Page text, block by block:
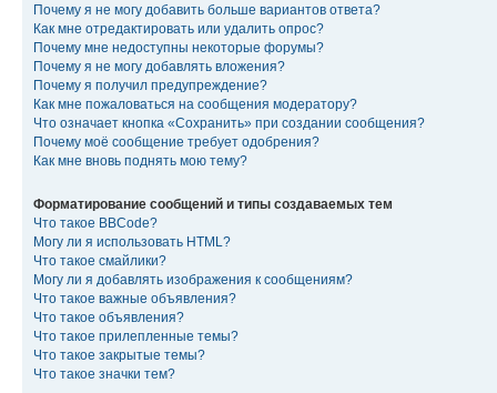
Почему я не могу добавить больше вариантов ответа?
Как мне отредактировать или удалить опрос?
Почему мне недоступны некоторые форумы?
Почему я не могу добавлять вложения?
Почему я получил предупреждение?
Как мне пожаловаться на сообщения модератору?
Что означает кнопка «Сохранить» при создании сообщения?
Почему моё сообщение требует одобрения?
Как мне вновь поднять мою тему?
Форматирование сообщений и типы создаваемых тем
Что такое BBCode?
Могу ли я использовать HTML?
Что такое смайлики?
Могу ли я добавлять изображения к сообщениям?
Что такое важные объявления?
Что такое объявления?
Что такое прилепленные темы?
Что такое закрытые темы?
Что такое значки тем?